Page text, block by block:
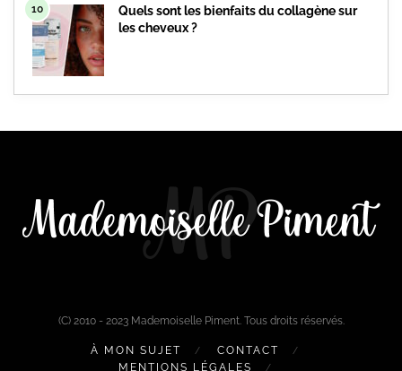
10
Quels sont les bienfaits du collagène sur
les cheveux ?
(C) 2010 - 2023 Mademoiselle Piment. Tous droits réservés.
À MON SUJET
CONTACT
MENTIONS LÉGALES